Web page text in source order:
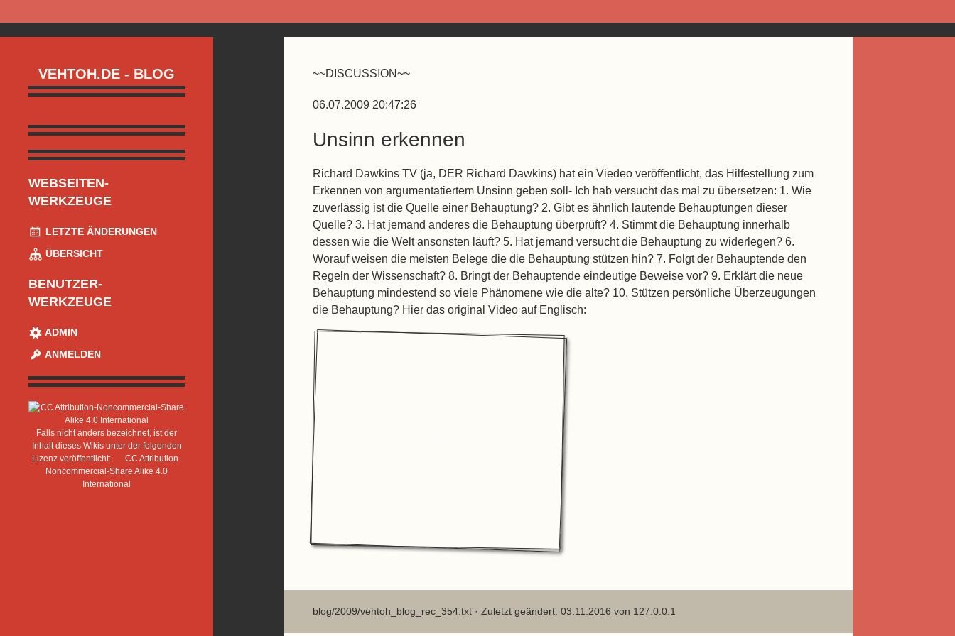
VEHTOH.DE - BLOG
WEBSEITEN-
WERKZEUGE
LETZTE ÄNDERUNGEN
ÜBERSICHT
BENUTZER-
WERKZEUGE
ADMIN
ANMELDEN
Falls nicht anders bezeichnet, ist der
Inhalt dieses Wikis unter der folgenden
Lizenz veröffentlicht:
CC Attribution-
Noncommercial-Share Alike 4.0
International
~~DISCUSSION~~
06.07.2009 20:47:26
Unsinn erkennen
Richard Dawkins TV (ja, DER Richard Dawkins) hat ein Viedeo veröffentlicht, das Hilfestellung zum
Erkennen von argumentatiertem Unsinn geben soll- Ich hab versucht das mal zu übersetzen: 1. Wie
zuverlässig ist die Quelle einer Behauptung? 2. Gibt es ähnlich lautende Behauptungen dieser
Quelle? 3. Hat jemand anderes die Behauptung überprüft? 4. Stimmt die Behauptung innerhalb
dessen wie die Welt ansonsten läuft? 5. Hat jemand versucht die Behauptung zu widerlegen? 6.
Worauf weisen die meisten Belege die die Behauptung stützen hin? 7. Folgt der Behauptende den
Regeln der Wissenschaft? 8. Bringt der Behauptende eindeutige Beweise vor? 9. Erklärt die neue
Behauptung mindestend so viele Phänomene wie die alte? 10. Stützen persönliche Überzeugungen
die Behauptung? Hier das original Video auf Englisch:
blog/2009/vehtoh_blog_rec_354.txt · Zuletzt geändert: 03.11.2016 von 127.0.0.1